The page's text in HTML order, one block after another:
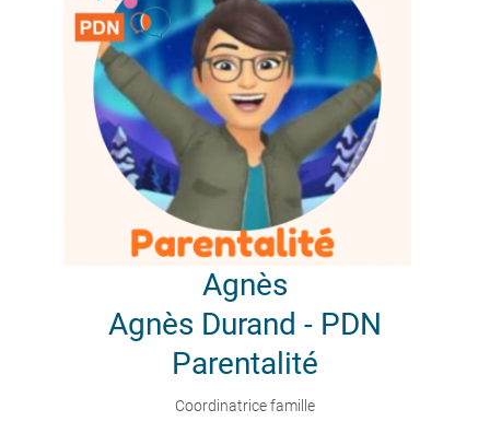
Agnès
Agnès Durand - PDN
Parentalité
Coordinatrice famille